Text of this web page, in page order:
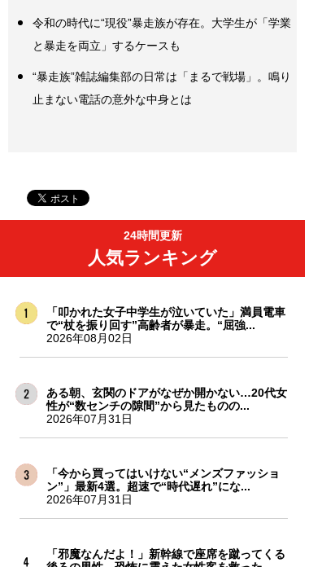
令和の時代に“現役”暴走族が存在。大学生が「学業
と暴走を両立」するケースも
“暴走族”雑誌編集部の日常は「まるで戦場」。鳴り
止まない電話の意外な中身とは
24時間更新
人気ランキング
「叩かれた女子中学生が泣いていた」満員電車
で“杖を振り回す”高齢者が暴走。“屈強...
2026年08月02日
ある朝、玄関のドアがなぜか開かない…20代女
性が“数センチの隙間”から見たものの...
2026年07月31日
「今から買ってはいけない“メンズファッショ
ン”」最新4選。超速で“時代遅れ”にな...
2026年07月31日
「邪魔なんだよ！」新幹線で座席を蹴ってくる